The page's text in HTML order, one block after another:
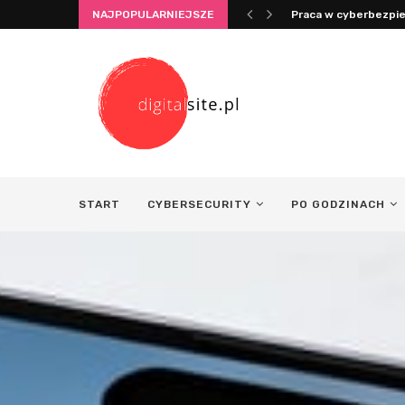
NAJPOPULARNIEJSZE
Integracja życia i
START CYBERSECURITY PO GODZINACH